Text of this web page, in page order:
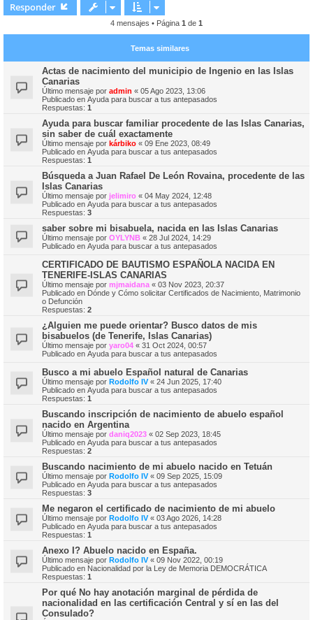
a
Responder
4 mensajes • Página 1 de 1
Temas similares
Actas de nacimiento del municipio de Ingenio en las Islas
Canarias
Último mensaje por admin « 05 Ago 2023, 13:06
Publicado en Ayuda para buscar a tus antepasados
Respuestas: 1
Ayuda para buscar familiar procedente de las Islas Canarias,
sin saber de cuál exactamente
Último mensaje por kárbiko « 09 Ene 2023, 08:49
Publicado en Ayuda para buscar a tus antepasados
Respuestas: 1
Búsqueda a Juan Rafael De León Rovaina, procedente de las
Islas Canarias
Último mensaje por jelimiro « 04 May 2024, 12:48
Publicado en Ayuda para buscar a tus antepasados
Respuestas: 3
saber sobre mi bisabuela, nacida en las Islas Canarias
Último mensaje por OYLYNB « 28 Jul 2024, 14:29
Publicado en Ayuda para buscar a tus antepasados
CERTIFICADO DE BAUTISMO ESPAÑOLA NACIDA EN
TENERIFE-ISLAS CANARIAS
Último mensaje por mjmaidana « 03 Nov 2023, 20:37
Publicado en Dónde y Cómo solicitar Certificados de Nacimiento, Matrimonio
o Defunción
Respuestas: 2
¿Alguien me puede orientar? Busco datos de mis
bisabuelos (de Tenerife, Islas Canarias)
Último mensaje por yaro04 « 31 Oct 2024, 00:57
Publicado en Ayuda para buscar a tus antepasados
Busco a mi abuelo Español natural de Canarias
Último mensaje por Rodolfo IV« 24 Jun 2025, 17:40
Publicado en Ayuda para buscar a tus antepasados
Respuestas: 1
Buscando inscripción de nacimiento de abuelo español
nacido en Argentina
Último mensaje por daniq2023 « 02 Sep 2023, 18:45
Publicado en Ayuda para buscar a tus antepasados
Respuestas: 2
Buscando nacimiento de mi abuelo nacido en Tetuán
Último mensaje por Rodolfo IV« 09 Sep 2025, 15:09
Publicado en Ayuda para buscar a tus antepasados
Respuestas: 3
Me negaron el certificado de nacimiento de mi abuelo
Último mensaje por Rodolfo IV« 03 Ago 2026, 14:28
Publicado en Ayuda para buscar a tus antepasados
Respuestas: 1
Anexo I? Abuelo nacido en España.
Último mensaje por Rodolfo IV« 09 Nov 2022, 00:19
Publicado en Nacionalidad por la Ley de Memoria DEMOCRÁTICA
Respuestas: 1
Por qué No hay anotación marginal de pérdida de
nacionalidad en las certificación Central y sí en las del
Consulado?